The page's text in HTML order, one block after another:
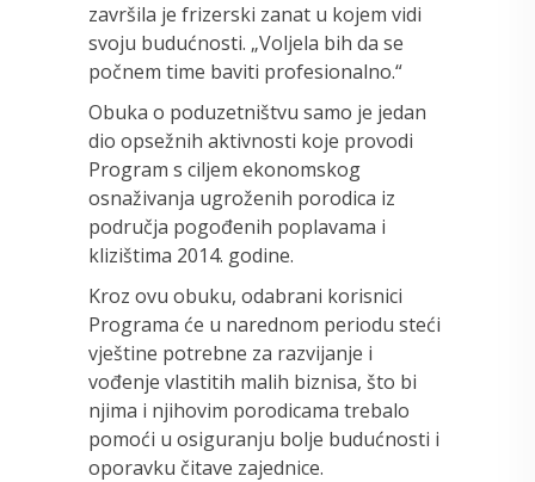
završila je frizerski zanat u kojem vidi
svoju budućnosti. „Voljela bih da se
počnem time baviti profesionalno.“
Obuka o poduzetništvu samo je jedan
dio opsežnih aktivnosti koje provodi
Program s ciljem ekonomskog
osnaživanja ugroženih porodica iz
područja pogođenih poplavama i
klizištima 2014. godine.
Kroz ovu obuku, odabrani korisnici
Programa će u narednom periodu steći
vještine potrebne za razvijanje i
vođenje vlastitih malih biznisa, što bi
njima i njihovim porodicama trebalo
pomoći u osiguranju bolje budućnosti i
oporavku čitave zajednice.